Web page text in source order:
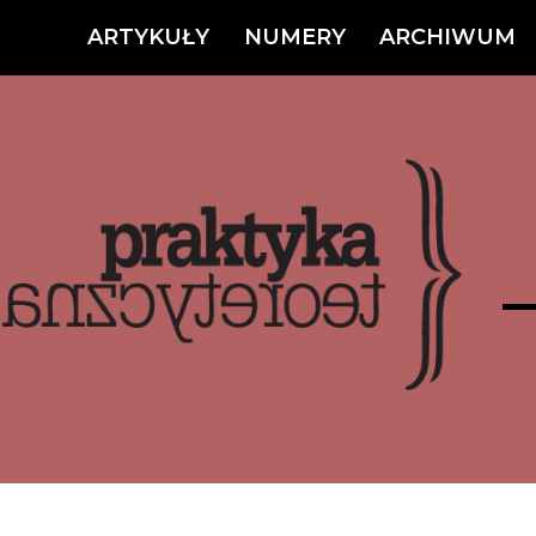
ARTYKUŁY NUMERY ARCHIWUM